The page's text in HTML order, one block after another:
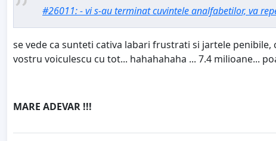
#26011: - vi s-au terminat cuvintele analfabetilor, va
se vede ca sunteti cativa labari frustrati si jartele
vostru voiculescu cu tot... hahahahaha ... 7.4 milioane...
MARE ADEVAR !!!